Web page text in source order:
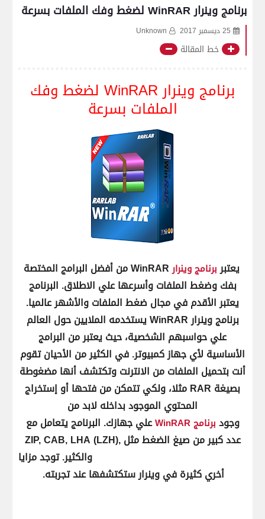
برنامج وينرار WinRAR لضغط وفك الملفات بسرعة
25 ديسمبر 2017 Unknown
خط المقالة
برنامج وينرار WinRAR لضغط وفك
الملفات بسرعة
يعتبربرنامج وينرار
WinRAR من أفضل البرامج المختصة
بفك وضغط الملفات وأسرعها علي الاطلاق. البرنامج
يعتبر الأقدم في مجال ضغط الملفات والأشهر عالميا.
برنامج وينرار WinRAR يستخدمه الملايين حول العالم
علي حواسبهم الشخصية، حيث يعتبر من البرامج
الأساسية لأي جهاز كمبيوتر. في الكثير من الأحيان تقوم
أنت بتحميل الملفات من الانترنت وتكتشف أنها مضغوطة
بصيغة RAR مثلا، ولكي تتمكن من فتحها أو إستخراج
المحتوي الموجود بداخله لابد من
وجود برنامج WinRAR
علي جهازك. البرنامج يتعامل مع
عدد كبير من صيغ الضغط مثل ZIP, CAB, LHA (LZH),
TAR, TAR.GZ, TAR.BZ2, BH, RAR والكثير. توجد مزايا
أخري كثيرة في وينرار ستكتشفها عند تجربته.